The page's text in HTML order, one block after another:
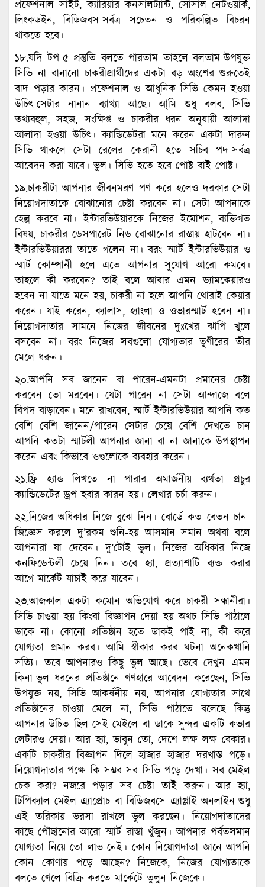
প্রফেশনাল সাইট, ক্যারিয়ার কনসালট্যান্ট, সোসাল নেটওয়ার্ক,
লিংকডইন, বিডিজবস-সর্বত্র ‍সচেতন ও পরিকল্পিত বিচরন
থাকতে হবে।
১৮.যদি টপ-৫ প্রস্তুতি বলতে পারতাম তাহলে বলতাম-উপযুক্ত
সিভি না বানানো চাকরীপ্রার্থীদের একটা বড় অংশের শুরুতেই
বাদ পড়ার কারন। প্রফেশনাল ও আধুনিক সিভি কেমন হওয়া
উচিৎ-সেটার নানান ব্যাখ্যা আছে। আ্মি শুধু বলব, সিভি
তথ্যবহুল, সহজ, সংক্ষিপ্ত ও চাকরীর ধরন অনুযায়ী আলাদা
আলাদা হওয়া উচিৎ। ক্যান্ডিডেটরা মনে করেন একটা দারুন
সিভি থাকলে সেটা রেলের কেরানী হতে সচিব পদ-সর্বত্র
আবেদন করা যাবে। ভুল। সিভি হতে হবে পোষ্ট বাই পোষ্ট।
১৯.চাকরীটা আপনার জীবনমরণ পণ করে হলেও দরকার-সেটা
নিয়োগদাতাকে বোঝানোর চেষ্টা করবেন না। সেটা আপনাকে
হেল্প করবে না। ইন্টারভিউয়ারকে নিজের ইমোশন, ব্যক্তিগত
বিষয়, চাকরীর ডেসপারেট নিড বোঝানোর রাস্তায় হাটবেন না।
ইন্টারভিউয়াররা তাতে গলেন না। বরং স্মার্ট ইন্টারভিউয়ার ও
স্মার্ট কোম্পানী হলে এতে আপনার সুযোগ আরো কমবে।
তাহলে কী করবেন? তাই বলে আবার এমন ড্যামকেয়ারও
হবেন না যাতে মনে হয়, চাকরী না হলে আপনি থোরাই কেয়ার
করেন। যাই করেন, ক্যালাস, হ্যাংলা ও ওভারস্মার্ট হবেন না।
নিয়োগদাতার সামনে নিজের জীবনের দুঃখের ঝাপি খুলে
বসবেন না। বরং নিজের সবগুলো যোগ্যতার তুণীরের তীর
মেলে ধরুন।
২০.আপনি সব জানেন বা পারেন-এমনটা প্রমানের চেষ্টা
করবেন তো মরবেন। যেটা পারেন না সেটা আন্দাজে বলে
বিপদ বাড়াবেন। মনে রাখবেন, স্মার্ট ইন্টারভিউয়ার আপনি কত
বেশি বেশি জানেন/পারেন সেটার চেয়ে বেশি দেখতে চান
আপনি কতটা স্মার্টলী আপনার জানা বা না জানাকে উপস্থাপন
করেন এবং কিভাবে ওগুলোকে ব্যবহার করেন।
২১.ফ্রি হ্যান্ড লিখতে না পারার অমার্জনীয় ব্যর্থতা প্রচুর
ক্যান্ডিডেটের ড্রপ হবার কারন হয়। লেখার চর্চা করুন।
২২.নিজের অধিকার নিজে বুঝে নিন। বোর্ডে কত বেতন চান-
জিজ্ঞেস করলে দু’রকম শুনি-হয় আসমান সমান অথবা বলে
আপনারা যা দেবেন। দু’টোই ভুল। নিজের অধিকার নিজে
কনফিডেন্টলী চেয়ে নিন। তবে হ্যা, প্রত্যাশাটি ব্যক্ত করার
আগে মার্কেট যাচাই করে যাবেন।
২৩.আজকাল একটা কমোন অভিযোগ করে চাকরী সন্ধানীরা।
সিভি চাওয়া হয় কিংবা বিজ্ঞাপন দেয়া হয় অথচ সিভি পাঠালে
ডাকে না। কোনো প্রতিষ্ঠান হতে ডাকই পাই না, কী করে
যোগ্যতা প্রমান করব। আমি স্বীকার করব ঘটনা অনেকখানি
সত্যি। তবে আপনারও কিছু ভুল আছে। ভেবে দেখুন এমন
কিনা-ভুল ধরনের প্রতিষ্ঠানে গণহারে আবেদন করেছেন, সিভি
উপযুক্ত নয়, সিভি আকর্ষনীয় নয়, আপনার যোগ্যতার সাথে
প্রতিষ্ঠানের চাওয়া মেলে না, সিভি পাঠাতে বলেছে কিন্তু
আপনার উচিত ছিল সেই মেইলে বা ডাকে সুন্দর একটি কভার
লেটারও দেয়া। আর হ্যা, ভাবুন তো, দেশে লক্ষ লক্ষ বেকার।
একটি চাকরীর বিজ্ঞাপন দিলে হাজার হাজার দরখাস্ত পড়ে।
নিয়োগদাতার পক্ষে কি সম্ভব সব সিভি পড়ে দেখা। সব মেইল
চেক করা? নজরে পড়ার সব চেষ্টা তাই করুন। আর হ্যা,
টিপিক্যাল মেইল এ্যাপ্রোচ বা বিডিজবসে এ্যাপ্লাই অনলাইন-শুধু
এই তরিকায় ভরসা রাখলে ভুল করছেন। নিয়োগদাতাদের
কাছে পৌছানোর আরো স্মার্ট রাস্তা খুঁজুন। আপনার পর্বতসমান
যোগ্যতা নিয়ে তো লাভ নেই। কোন নিয়োগদাতা জানে আপনি
কোন কোণায় পড়ে আছেন? নিজেকে, নিজের যোগ্যতাকে
বলতে গেলে বিক্রি করতে মার্কেটে তুলুন নিজেকে।